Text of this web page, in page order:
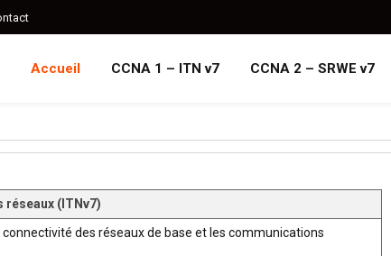
Accueil CCNA 1 – ITN v7 CCNA 2 – SRWE v7
réseaux (ITNv7)
des réseaux de base et les communications